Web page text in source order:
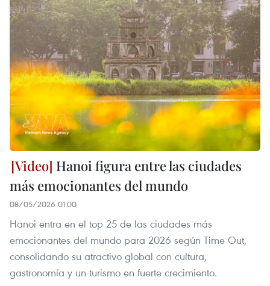
Hanoi figura entre las ciudades
más emocionantes del mundo
08/05/2026 01:00
Hanoi entra en el top 25 de las ciudades más
emocionantes del mundo para 2026 según Time Out,
consolidando su atractivo global con cultura,
gastronomía y un turismo en fuerte crecimiento.